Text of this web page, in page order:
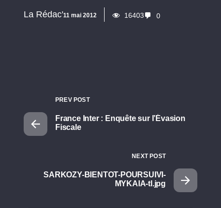
La Rédac'11 mai 2012 16403 0
PREV POST
France Inter : Enquête sur l’Évasion
Fiscale
NEXT POST
SARKOZY-BIENTOT-POURSUIVI-
MYKAIA-tl.jpg